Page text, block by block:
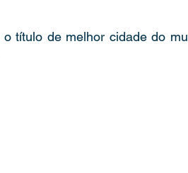
título de melhor cidade do